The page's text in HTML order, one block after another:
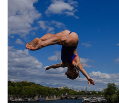
10